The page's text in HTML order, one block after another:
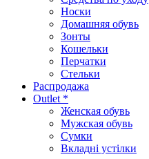
Носки
Домашняя обувь
Зонты
Кошельки
Перчатки
Стельки
Распродажа
Outlet *
Женская обувь
Мужская обувь
Сумки
Вкладні устілки